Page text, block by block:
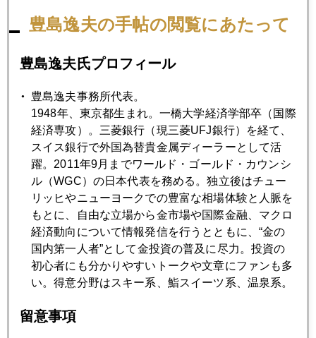
中国バブル崩壊懸念の実相、ドル金利上昇リスクも
2021年04月26日
日本株、「五輪中止」なら買い、外国人投資家の視点
2021年04月23日
バイデン政権、株安容認か、増税案は金・暗号資産も直撃
2021年04月22日
米ＣＥＯが自社の大株主が誰なのか分からない異常な状況
台湾有事で金は買われるか
豊島逸夫の手帖の閲覧にあたって
豊島逸夫氏プロフィール
豊島逸夫事務所代表。
1948年、東京都生まれ。一橋大学経済学部卒（国際
経済専攻）。三菱銀行（現三菱UFJ銀行）を経て、
スイス銀行で外国為替貴金属ディーラーとして活
躍。2011年9月までワールド・ゴールド・カウンシ
ル（WGC）の日本代表を務める。独立後はチュー
リッヒやニューヨークでの豊富な相場体験と人脈を
もとに、自由な立場から金市場や国際金融、マクロ
経済動向について情報発信を行うとともに、“金の
国内第一人者”として金投資の普及に尽力。投資の
初心者にも分かりやすいトークや文章にファンも多
い。得意分野はスキー系、鮨スイーツ系、温泉系。
留意事項